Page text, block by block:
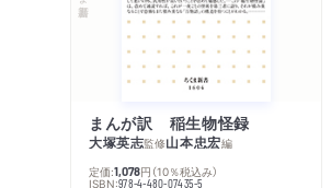
まんが訳 稲生物怪録
大塚英志監修山本忠宏編
定価:1,078円 （10％税込み）
ISBN:978-4-480-07435-5